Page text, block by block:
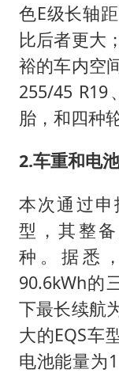
色E级长轴
比后者更大
裕的车内空
255/45
胎，和四种
2.车重和电池
本次通过申
型，其整
种。据悉
90.6kWh的
下最长续航
大的EQS车
电池能量为